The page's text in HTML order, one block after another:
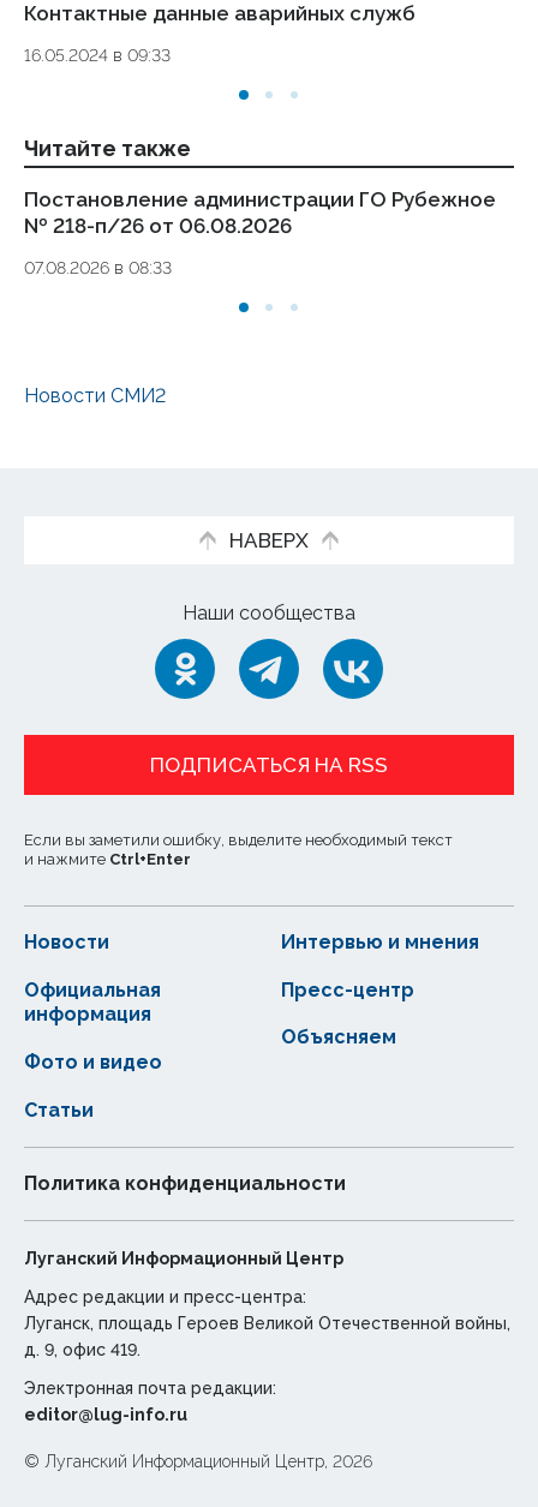
Контактные данные аварийных служб
16.05.2024 в 09:33
Читайте также
Постановление администрации ГО Рубежное
№ 218-п/26 от 06.08.2026
07.08.2026 в 08:33
Новости СМИ2
НАВЕРХ
Наши сообщества
ПОДПИСАТЬСЯ НА RSS
Если вы заметили ошибку, выделите необходимый текст
и нажмите Ctrl+Enter
Новости
Статьи
Официальная
информация
Интервью и мнения
Фото и видео
Пресс-центр
Объясняем
Политика конфиденциальности
Луганский Информационный Центр
Адрес редакции и пресс-центра:
Луганск, площадь Героев Великой Отечественной войны,
д. 9, офис 419.
Электронная почта редакции:
editor@lug-info.ru
© Луганский Информационный Центр, 2026